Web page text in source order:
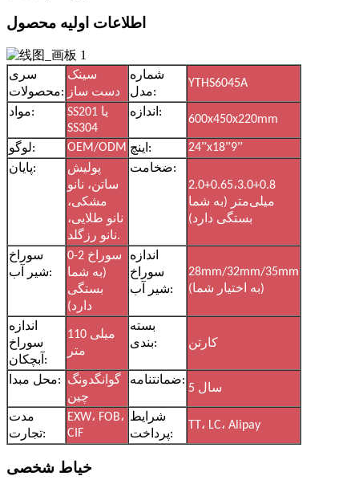
اطلاعات اولیه محصول
سری
محصولات:
سینک
دست ساز
شماره
مدل:
YTHS6045A
مواد:
SS201 یا
SS304
اندازه:
600x450x220mm
لوگو: OEM/ODM اینچ: 24”x18”9”
پایان:
پولیش
ساتن، نانو
مشکی،
نانو طلایی،
نانو رزگلد.
ضخامت:
2.0+0.65،3.0+0.8
میلی‌متر (به شما
بستگی دارد)
سوراخ
شیر آب:
0-2 سوراخ
(به شما
بستگی
دارد)
اندازه
سوراخ
شیر آب:
28mm/32mm/35mm
(به اختیار شما)
اندازه
سوراخ
آبچکان:
110 میلی
متر
بسته
بندی:
کارتن
محل مبدا:
گوانگدونگ
چین
ضمانتنامه:
5 سال
مدت
تجارت:
EXW، FOB،
CIF
شرایط
پرداخت:
TT، LC، Alipay
خیاط شخصی